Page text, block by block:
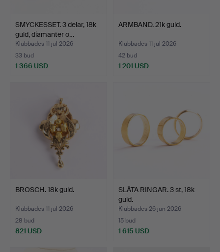
SMYCKESSET. 3 delar, 18k
guld, diamanter o…
Klubbades 11 jul 2026
33 bud
1 366 USD
ARMBAND. 21k guld.
Klubbades 11 jul 2026
42 bud
1 201 USD
BROSCH. 18k guld.
Klubbades 11 jul 2026
28 bud
821 USD
SLÄTA RINGAR. 3 st, 18k
guld.
Klubbades 26 jun 2026
15 bud
1 615 USD